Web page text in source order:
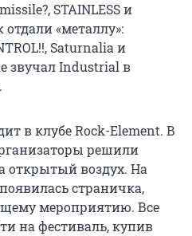
STAINLESS и
«металлу»:
Saturnalia и
звучал Industrial в
в клубе Rock-Element. В
решили
открытый воздух. На
страничка,
мероприятию. Все
на фестиваль, купив